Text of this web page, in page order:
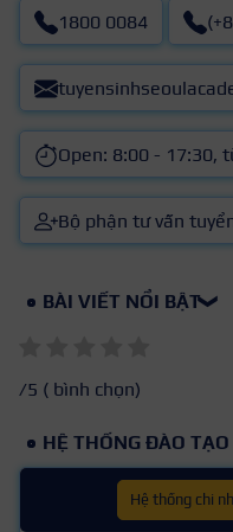
1800 0084
Open: 8:00 - 17:30,
Bộ phận tư vấn
BÀI VIẾT NỔI BẬT❯
/5 ( bình chọn)
HỆ THỐNG ĐÀO TẠO
Hệ thống chi